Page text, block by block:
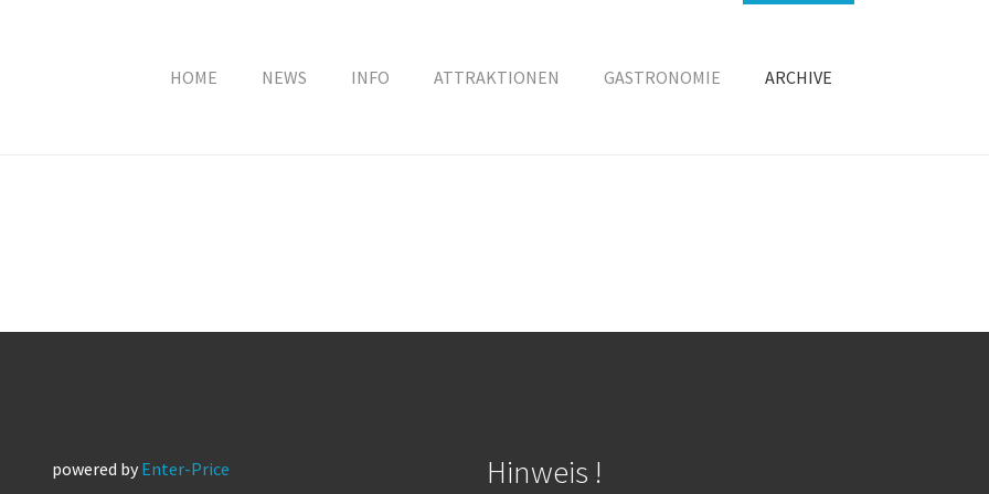
HOME NEWS INFO ATTRAKTIONEN GASTRONOMIE ARCHIVE
powered by Enter-Price Hinweis !